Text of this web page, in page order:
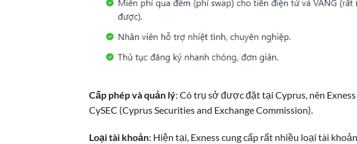
Cấp phép và quản lý: Có trụ sở được đặt tại Cyprus, nên
CySEC (Cyprus Securities and Exchange Commission).
Loại tài khoản: Hiện tại, Exness cung cấp rất nhiều loại tài